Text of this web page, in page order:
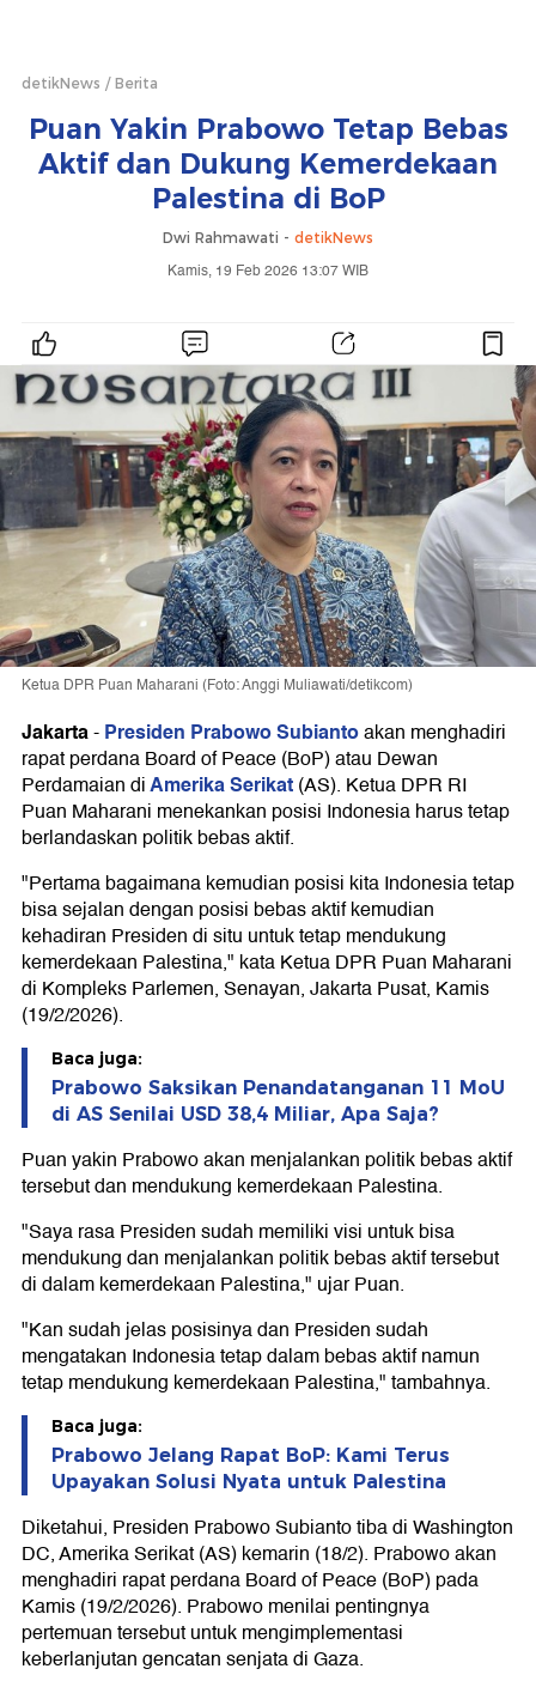
detikNews Berita
Puan Yakin Prabowo Tetap Bebas
Aktif dan Dukung Kemerdekaan
Palestina di BoP
Dwi Rahmawati - detikNews
Kamis, 19 Feb 2026 13:07 WIB
Ketua DPR Puan Maharani (Foto: Anggi Muliawati/detikcom)
Jakarta-Presiden Prabowo Subiantoakan menghadiri
rapat perdana Board of Peace (BoP) atau Dewan
Perdamaian diAmerika Serikat(AS). Ketua DPR RI
Puan Maharani menekankan posisi Indonesia harus tetap
berlandaskan politik bebas aktif.
"Pertama bagaimana kemudian posisi kita Indonesia tetap
bisa sejalan dengan posisi bebas aktif kemudian
kehadiran Presiden di situ untuk tetap mendukung
kemerdekaan Palestina," kata Ketua DPR Puan Maharani
di Kompleks Parlemen, Senayan, Jakarta Pusat, Kamis
(19/2/2026).
Baca juga:
Prabowo Saksikan Penandatanganan 11 MoU
di AS Senilai USD 38,4 Miliar, Apa Saja?
Puan yakin Prabowo akan menjalankan politik bebas aktif
tersebut dan mendukung kemerdekaan Palestina.
"Saya rasa Presiden sudah memiliki visi untuk bisa
mendukung dan menjalankan politik bebas aktif tersebut
di dalam kemerdekaan Palestina," ujar Puan.
"Kan sudah jelas posisinya dan Presiden sudah
mengatakan Indonesia tetap dalam bebas aktif namun
tetap mendukung kemerdekaan Palestina," tambahnya.
Baca juga:
Prabowo Jelang Rapat BoP: Kami Terus
Upayakan Solusi Nyata untuk Palestina
Diketahui, Presiden Prabowo Subianto tiba di Washington
DC, Amerika Serikat (AS) kemarin (18/2). Prabowo akan
menghadiri rapat perdana Board of Peace (BoP) pada
Kamis (19/2/2026). Prabowo menilai pentingnya
pertemuan tersebut untuk mengimplementasi
keberlanjutan gencatan senjata di Gaza.